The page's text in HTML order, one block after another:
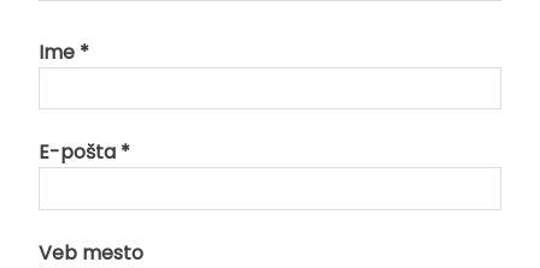
Ime *
E-pošta *
Veb mesto